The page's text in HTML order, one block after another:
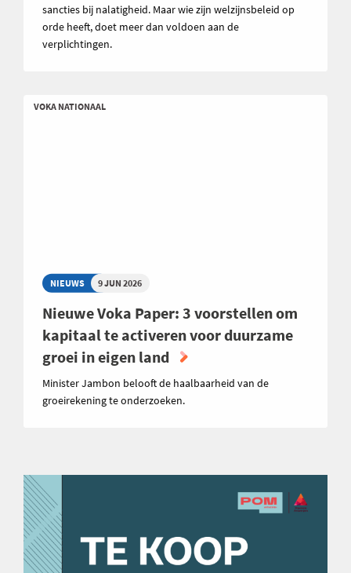
sancties bij nalatigheid. Maar wie zijn welzijnsbeleid op
orde heeft, doet meer dan voldoen aan de
verplichtingen.
VOKA NATIONAAL
NIEUWS 9 JUN 2026
Nieuwe Voka Paper: 3 voorstellen om
kapitaal te activeren voor duurzame
groei in eigen land
Minister Jambon belooft de haalbaarheid van de
groeirekening te onderzoeken.